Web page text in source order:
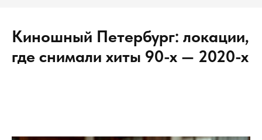
Киношный Петербург: локации,
где снимали хиты 90-х — 2020-х